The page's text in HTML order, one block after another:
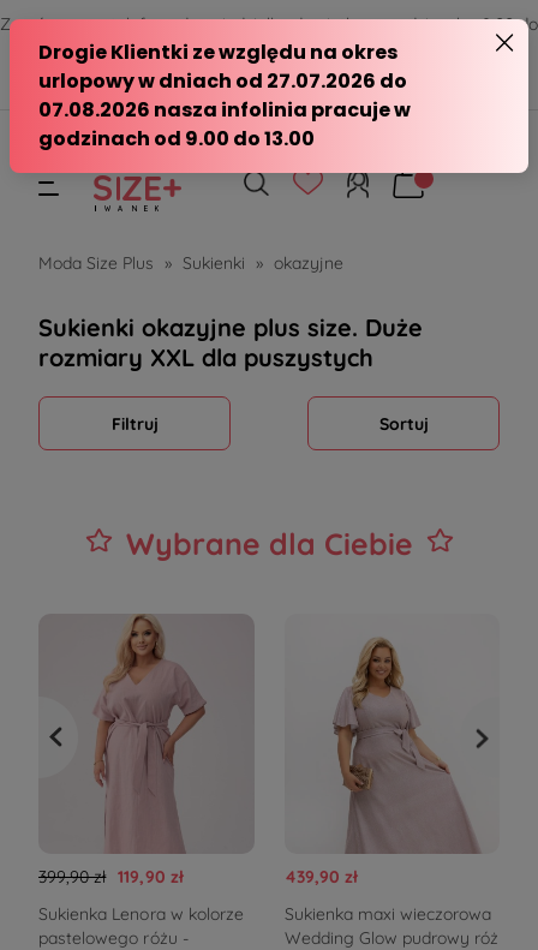
Zamów przez telefon od poniedziałku do piątku w godzinach - 8:00 do
15:00
570 390 351
sklep@modasizeplus.pl
Moda Size Plus » Sukienki » okazyjne
Sukienki okazyjne plus size. Duże
rozmiary XXL dla puszystych
Filtruj Sortuj
Wybrane dla Ciebie
399,90 zł 119,90 zł
Sukienka Lenora w kolorze
pastelowego różu -
439,90 zł
Sukienka maxi wieczorowa
Wedding Glow pudrowy róż